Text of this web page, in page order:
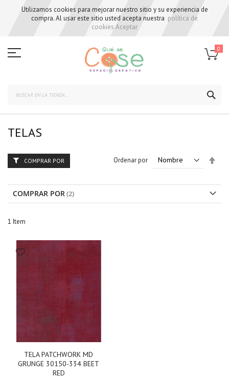
Utilizamos cookies para mejorar nuestro sitio y su experiencia de
compra. Al usar este sitio usted acepta nuestra política de
cookies Aceptar
to
Content
0
TELAS
1 Item
Ordenar por
TELA PATCHWORK MD
GRUNGE 30150-334 BEET
RED
COMPRAR POR
COMPRAR POR